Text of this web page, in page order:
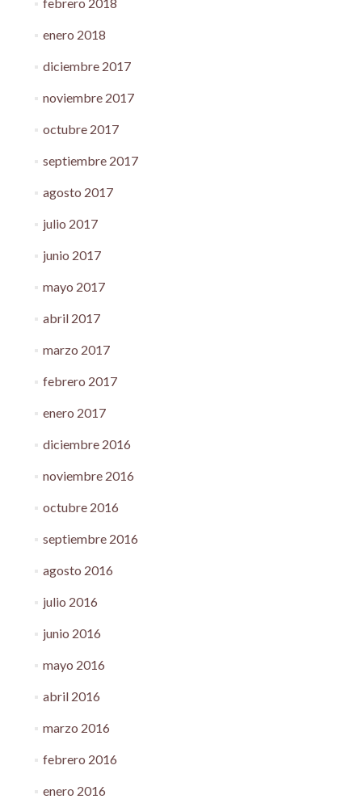
enero 2018
diciembre 2017
noviembre 2017
octubre 2017
septiembre 2017
agosto 2017
julio 2017
junio 2017
mayo 2017
abril 2017
marzo 2017
febrero 2017
enero 2017
diciembre 2016
noviembre 2016
octubre 2016
septiembre 2016
agosto 2016
julio 2016
junio 2016
mayo 2016
abril 2016
marzo 2016
febrero 2016
enero 2016